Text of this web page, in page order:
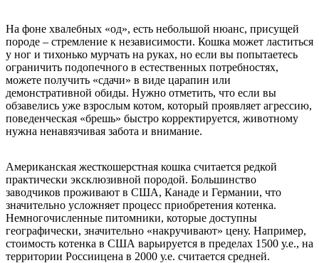
На фоне хвалебных «од», есть небольшой нюанс, присущей
породе – стремление к независимости. Кошка может ластиться
у ног и тихонько мурчать на руках, но если вы попытаетесь
ограничить подопечного в естественных потребностях,
можете получить «сдачи» в виде царапин или
демонстративной обиды. Нужно отметить, что если вы
обзавелись уже взрослым котом, который проявляет агрессию,
поведенческая «брешь» быстро корректируется, животному
нужна ненавязчивая забота и внимание.
Американская жесткошерстная кошка считается редкой
практически эксклюзивной породой. Большинство
заводчиков проживают в США, Канаде и Германии, что
значительно усложняет процесс приобретения котенка.
Немногочисленные питомники, которые доступны
географически, значительно «накручивают» цену. Например,
стоимость котенка в США варьируется в пределах 1500 у.е., на
территории Россиицена в 2000 у.е. считается средней.